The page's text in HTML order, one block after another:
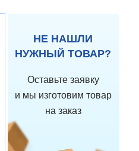
НЕ НАШЛИ
НУЖНЫЙ ТОВАР?
Оставьте заявку
и мы изготовим товар
на заказ